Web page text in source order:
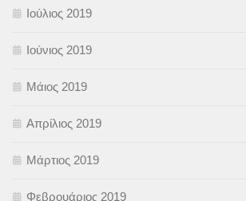
Ιούλιος 2019
Ιούνιος 2019
Μάιος 2019
Απρίλιος 2019
Μάρτιος 2019
Φεβρουάριος 2019